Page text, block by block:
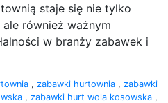
staje się nie tylko
również ważnym
w branży zabawek i
, zabawki hurtownia , zabawki
, zabawki hurt wola kosowska ,